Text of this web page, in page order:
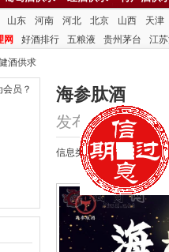
山东 河南 河北 北京 山西
天津
网
好酒排行 五粮液 贵州茅台 江
酒供求
会员？ 海参肽酒
发布时间：
信息类型：招商